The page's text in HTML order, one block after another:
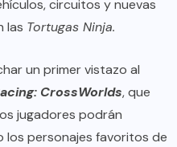
circuitos y nuevas
las Tortugas Ninja.
un primer vistazo al
CrossWorlds, que
jugadores podrán
personajes favoritos de